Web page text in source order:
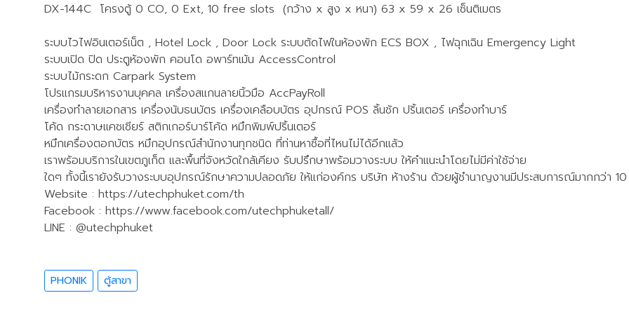
DX-144C โครงตู้ 0 CO, 0 Ext, 10 free slots (กว้าง x สูง x หนา) 63 x 59 x 26 เซ็นติเมตร
ระบบไวไฟอินเตอร์เน็ต , Hotel Lock , Door Lock ระบบตัดไฟในห้องพัก ECS BOX , ไฟฉุกเฉิน Emergency Light
ระบบเปิด ปิด ประตูห้องพัก คอนโด อพาร์ทเม้น AccessControl
ระบบไม้กระดก Carpark System
โปรแกรมบริหารงานบุคคล เครื่องสแกนลายนิ้วมือ AccPayRoll
เครื่องทำลายเอกสาร เครื่องนับธนบัตร เครื่องเคลือบบัตร อุปกรณ์ POS ลิ้นชัก ปริ้นเตอร์ เครื่องทำบาร์
โค้ด กระดาษแคชเชียร์ สติกเกอร์บาร์โค้ด หมึกพิมพ์ปริ้นเตอร์
หมึกเครื่องตอกบัตร หมึกอุปกรณ์สำนักงานทุกชนิด ที่ท่านหาซื้อที่ไหนไม่ได้อีกแล้ว
เราพร้อมบริการในเขตภูเก็ต และพื้นที่จังหวัดใกล้เคียง รับปรึกษาพร้อมวางระบบ ให้คำแนะนำโดยไม่มีค่าใช้จ่าย
ใดๆ ทั้งนี้เรายังรับวางระบบอุปกรณ์รักษาความปลอดภัย ให้แก่องค์กร บริษัท ห้างร้าน ด้วยผู้ชำนาญงานมีประสบการณ์มากกว่า
Website : https://utechphuket.com/th
Facebook : https://www.facebook.com/utechphuketall/
LINE : @utechphuket
PHONIK ตู้สาขา